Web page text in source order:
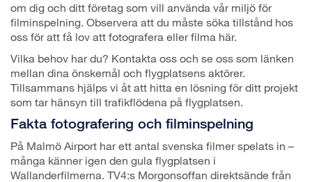
om dig och ditt företag som vill använda vår miljö för
filminspelning. Observera att du måste söka tillstånd hos
oss för att få lov att fotografera eller filma här.
Vilka behov har du? Kontakta oss och se oss som länken
mellan dina önskemål och flygplatsens aktörer.
Tillsammans hjälps vi åt att hitta en lösning för ditt projekt
som tar hänsyn till trafikflödena på flygplatsen.
Fakta fotografering och filminspelning
På Malmö Airport har ett antal svenska filmer spelats in –
många känner igen den gula flygplatsen i
Wallanderfilmerna. TV4:s Morgonsoffan direktsände från